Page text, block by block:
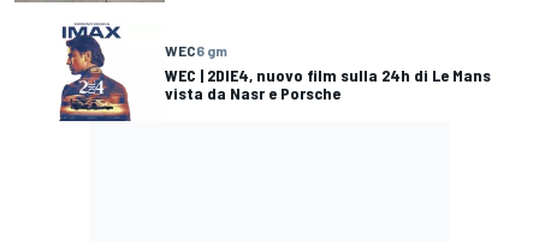
WEC6 gm
WEC | 2DIE4, nuovo film sulla 24h di Le Mans
vista da Nasr e Porsche